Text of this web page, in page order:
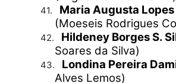
41.
Maria Augusta
(Moeseis Rodrigues
42. Hildeney Borges S.
Soares da Silva)
43. Londina Pereira
Alves Lemos)